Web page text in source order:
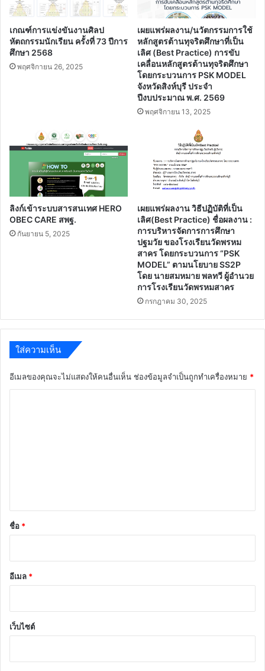
เกณฑ์การแข่งขันงานศิลป
หัตถกรรมนักเรียน ครั้งที่ 73 ปีการ
ศึกษา 2568
พฤศจิกายน 26, 2025
เผยแพร่ผลงาน/นวัตกรรมการใช้
หลักสูตรต้านทุจริตศึกษาที่เป็น
เลิศ (Best Practice) การขับ
เคลื่อนหลักสูตรต้านทุจริตศึกษา
โดยกระบวนการ PSK MODEL
จังหวัดสิงห์บุรี ประจํา
ปีงบประมาณ พ.ศ. 2569
พฤศจิกายน 13, 2025
ลิงก์เข้าระบบสารสนเทศ HERO
OBEC CARE สพฐ.
กันยายน 5, 2025
เผยแพร่ผลงาน วิธีปฏิบัติที่เป็น
เลิศ(Best Practice) ชื่อผลงาน :
การบริหารจัดการการศึกษา
ปฐมวัย ของโรงเรียนวัดพรหม
สาคร โดยกระบวนการ “PSK
MODEL” ตามนโยบาย SS2P
โดย นายสมหมาย พลทวี ผู้อำนวย
การโรงเรียนวัดพรหมสาคร
กรกฎาคม 30, 2025
ใส่ความเห็น
อีเมลของคุณจะไม่แสดงให้คนอื่นเห็น ช่องข้อมูลจำเป็นถูกทำเครื่องหมาย *
*
ชื่อ *
อีเมล *
เว็บไซต์